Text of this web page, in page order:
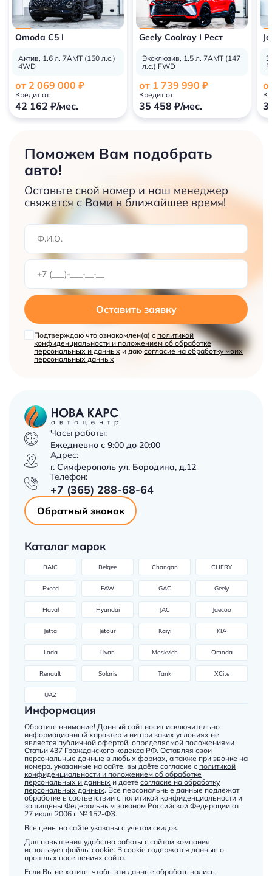
Omoda C5 I
Актив, 1.6 л. 7AMT (150 л.с.)
4WD
от 2 069 000 ₽
Кредит от:
42 162 ₽/мес.
Geely Coolray I Рест
Эксклюзив, 1.5 л. 7AMT (147
л.с.) FWD
от 1 739 990 ₽
Кредит от:
35 458 ₽/мес.
Поможем Вам подобрать
авто!
Оставьте свой номер и наш менеджер
свяжется с Вами в ближайшее время!
Оставить заявку
Подтверждаю что ознакомлен(а) с политикой
конфиденциальности и положением об обработке
персональных и данных и даю согласие на обработку моих
персональных данных
Часы работы:
Ежедневно с 9:00 до 20:00
Адрес:
г. Симферополь ул. Бородина, д.12
Телефон:
+7 (365) 288-68-64
Обратный звонок
Каталог марок
BAIC Belgee Changan CHERY
Exeed FAW GAC Geely
Haval Hyundai JAC Jaecoo
Jetta Jetour Kaiyi KIA
Lada Livan Moskvich Omoda
Renault Solaris Tank XCite
UAZ
Информация
Обратите внимание! Данный сайт носит исключительно
информационный характер и ни при каких условиях не
является публичной офертой, определяемой положениями
Статьи 437 Гражданского кодекса РФ. Оставляя свои
персональные данные в любых формах, а также при звонке на
номера, указанные на сайте, вы даёте согласие с политикой
конфиденциальности и положением об обработке
персональных и данных и даете согласие на обработку
персональных данных. Все персональные данные подлежат
обработке в соответствии с политикой конфиденциальности и
защищены Федеральным законом Российской Федерации от
27 июля 2006 г. № 152-ФЗ.
Все цены на сайте указаны с учетом скидок.
Для повышения удобства работы с сайтом компания
использует файлы cookie. В cookie содержатся данные о
прошлых посещениях сайта.
Если Вы не хотите, чтобы эти данные обрабатывались,